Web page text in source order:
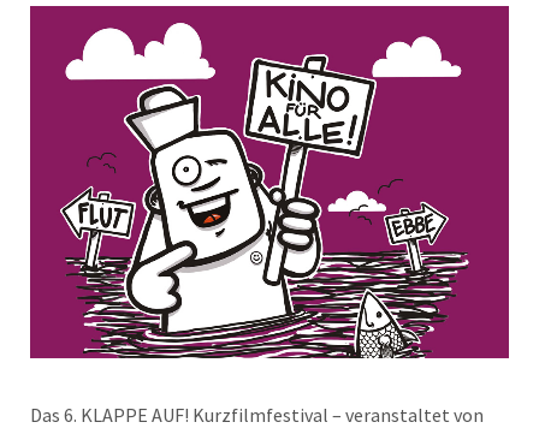
Das 6. KLAPPE AUF! Kurzfilmfestival – veranstaltet von